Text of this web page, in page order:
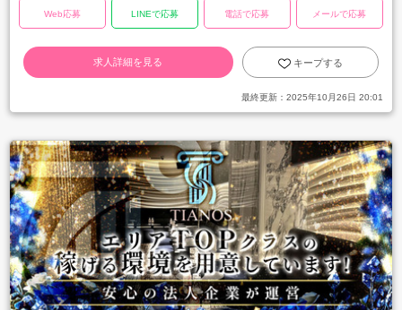
Web応募 LINEで応募 電話で応募 メールで応募
求人詳細を見る キープする
最終更新： 2025年10月26日 20:01